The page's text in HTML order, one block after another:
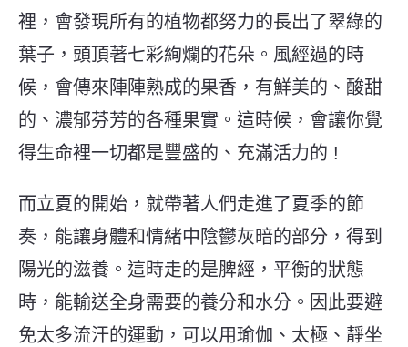
裡，會發現所有的植物都努力的長出了翠綠的
葉子，頭頂著七彩絢爛的花朵。風經過的時
候，會傳來陣陣熟成的果香，有鮮美的、酸甜
的、濃郁芬芳的各種果實。 這時候，會讓你覺
得生命裡一切都是豐盛的、充滿活力的 !
而立夏的開始，就帶著人們走進了夏季的節
奏，能讓身體和情緒中陰鬱灰暗的部分，得到
陽光的滋養。這時走的是脾經，平衡的狀態
時，能輸送全身需要的養分和水分。因此要避
免太多流汗的運動，可以用瑜伽、太極、靜坐